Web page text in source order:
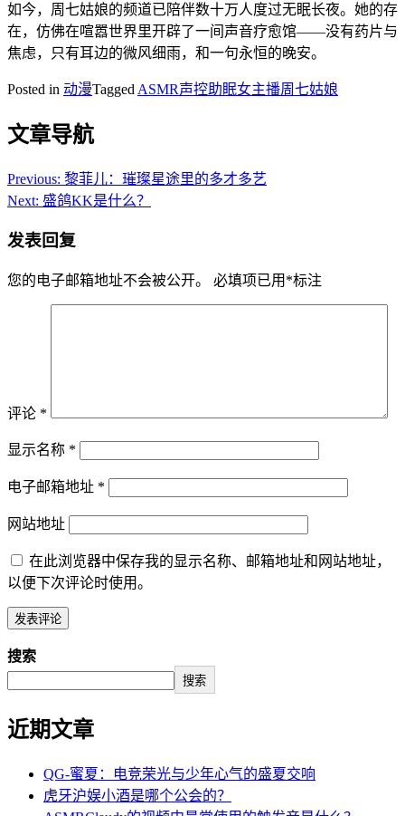
如今，周七姑娘的频道已陪伴数十万人度过无眠长夜。她的存
在，仿佛在喧嚣世界里开辟了一间声音疗愈馆——没有药片与
焦虑，只有耳边的微风细雨，和一句永恒的晚安。
Posted in 动漫Tagged ASMR声控助眠女主播周七姑娘
文章导航
Previous: 黎菲儿：璀璨星途里的多才多艺
Next: 盛鸽KK是什么？
发表回复
您的电子邮箱地址不会被公开。 必填项已用 *标注
评论 *
显示名称 *
电子邮箱地址 *
网站地址
在此浏览器中保存我的显示名称、邮箱地址和网站地址，
以便下次评论时使用。
搜索
搜索
近期文章
QG-蜜夏：电竞荣光与少年心气的盛夏交响
虎牙沪娱小酒是哪个公会的？